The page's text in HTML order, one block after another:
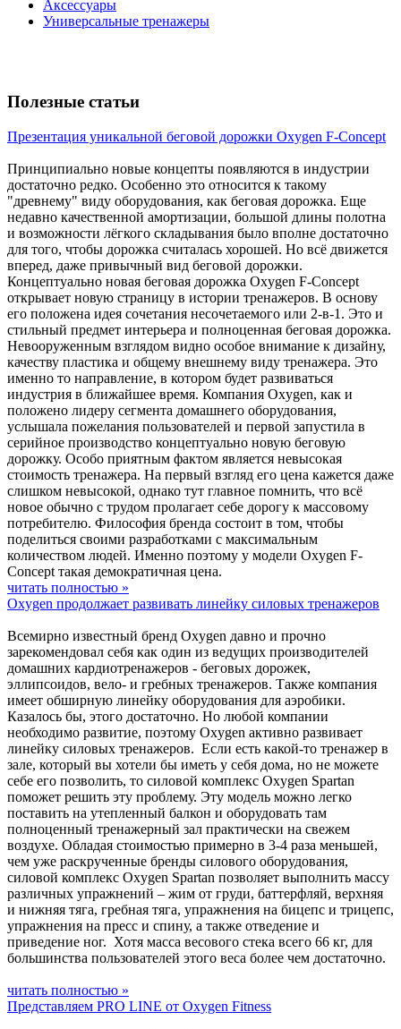
Аксессуары
Универсальные тренажеры
Полезные статьи
Презентация уникальной беговой дорожки Oxygen F-Concept
Принципиально новые концепты появляются в индустрии
достаточно редко. Особенно это относится к такому
"древнему" виду оборудования, как беговая дорожка. Еще
недавно качественной амортизации, большой длины полотна
и возможности лёгкого складывания было вполне достаточно
для того, чтобы дорожка считалась хорошей. Но всё движется
вперед, даже привычный вид беговой дорожки.
Концептуально новая беговая дорожка Oxygen F-Concept
открывает новую страницу в истории тренажеров. В основу
его положена идея сочетания несочетаемого или 2-в-1. Это и
стильный предмет интерьера и полноценная беговая дорожка.
Невооруженным взглядом видно особое внимание к дизайну,
качеству пластика и общему внешнему виду тренажера. Это
именно то направление, в котором будет развиваться
индустрия в ближайшее время. Компания Oxygen, как и
положено лидеру сегмента домашнего оборудования,
услышала пожелания пользователей и первой запустила в
серийное производство концептуально новую беговую
дорожку. Особо приятным фактом является невысокая
стоимость тренажера. На первый взгляд его цена кажется даже
слишком невысокой, однако тут главное помнить, что всё
новое обычно с трудом пролагает себе дорогу к массовому
потребителю. Философия бренда состоит в том, чтобы
поделиться своими разработками с максимальным
количеством людей. Именно поэтому у модели Oxygen F-
Concept такая демократичная цена.
читать полностью »
Oxygen продолжает развивать линейку силовых тренажеров
Всемирно известный бренд Oxygen давно и прочно
зарекомендовал себя как один из ведущих производителей
домашних кардиотренажеров - беговых дорожек,
эллипсоидов, вело- и гребных тренажеров. Также компания
имеет обширную линейку оборудования для аэробики.
Казалось бы, этого достаточно. Но любой компании
необходимо развитие, поэтому Oxygen активно развивает
линейку силовых тренажеров. Если есть какой-то тренажер в
зале, который вы хотели бы иметь у себя дома, но не можете
себе его позволить, то силовой комплекс Oxygen Spartan
поможет решить эту проблему. Эту модель можно легко
поставить на утепленный балкон и оборудовать там
полноценный тренажерный зал практически на свежем
воздухе. Обладая стоимостью примерно в 3-4 раза меньшей,
чем уже раскрученные бренды силового оборудования,
силовой комплекс Oxygen Spartan позволяет выполнить массу
различных упражнений – жим от груди, баттерфляй, верхняя
и нижняя тяга, гребная тяга, упражнения на бицепс и трицепс,
упражнения на пресс и спину, а также отведение и
приведение ног. Хотя масса весового стека всего 66 кг, для
большинства пользователей этого веса более чем достаточно.
читать полностью »
Представляем PRO LINE от Oxygen Fitness